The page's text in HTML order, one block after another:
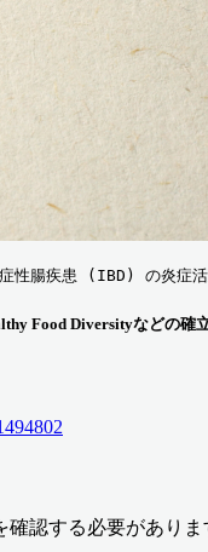
疾患 (IBD) の炎症
Food Diversityなどの確
認する必要がありま